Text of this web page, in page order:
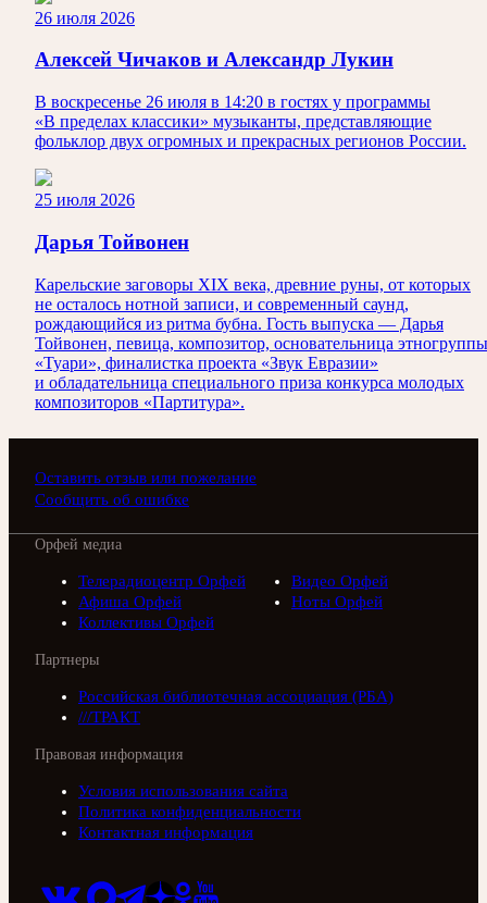
26 июля 2026
Алексей Чичаков и Александр Лукин
В воскресенье 26 июля в 14:20 в гостях у программы
«В пределах классики» музыканты, представляющие
фольклор двух огромных и прекрасных регионов России.
25 июля 2026
Дарья Тойвонен
Карельские заговоры XIX века, древние руны, от которых
не осталось нотной записи, и современный саунд,
рождающийся из ритма бубна. Гость выпуска — Дарья
Тойвонен, певица, композитор, основательница этногруппы
«Туари», финалистка проекта «Звук Евразии»
и обладательница специального приза конкурса молодых
композиторов «Партитура».
Оставить отзыв или пожелание
Сообщить об ошибке
Орфей медиа
Телерадиоцентр Орфей
Видео Орфей
Афиша Орфей
Ноты Орфей
Коллективы Орфей
Партнеры
Российская библиотечная ассоциация (РБА)
///ТРАКТ
Правовая информация
Условия использования сайта
Политика конфиденциальности
Контактная информация